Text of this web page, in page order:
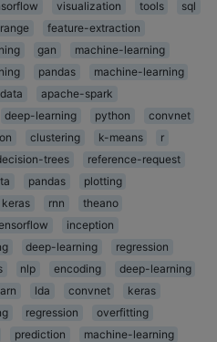
visualization tools
sql
feature-extraction
gan
machine-learning
pandas
machine-learning
apache-spark
deep-learning python
convnet
clustering k-means
r
trees
reference-request
pandas
plotting
keras rnn
theano
inception
deep-learning
regression
nlp encoding
deep-learning
lda convnet
keras
regression
overfitting
prediction
machine-learning